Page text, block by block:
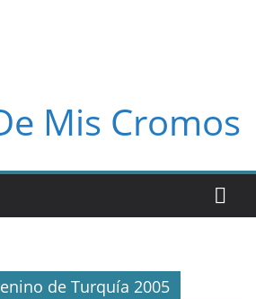
Mis Cromos
de Turquía 2005